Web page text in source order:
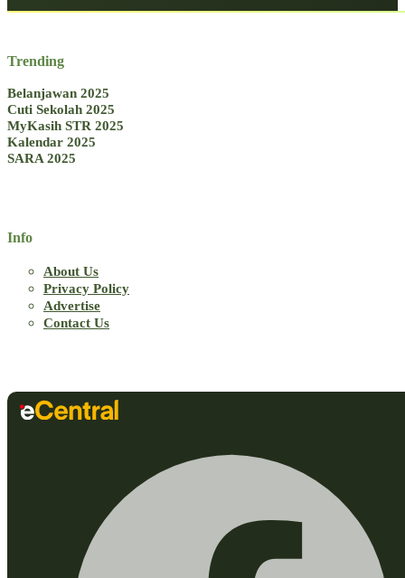
Trending
Belanjawan 2025
Cuti Sekolah 2025
MyKasih STR 2025
Kalendar 2025
SARA 2025
Info
About Us
Privacy Policy
Advertise
Contact Us